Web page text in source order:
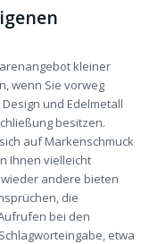
kleiner
wenn Sie vorweg
und Edelmetall
besitzen.
auf Markenschmuck
Ihnen vielleicht
andere bieten
die
bei den
etwa